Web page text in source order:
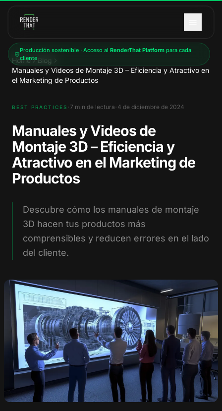
Producción sostenible · Acceso al RenderThat Platformpara cada
cliente
Home
Blog
Manuales y Videos de Montaje 3D – Eficiencia y Atractivo en
el Marketing de Productos
BEST PRACTICES · 7 min de lectura · 4 de diciembre de 2024
Manuales y Videos de
Montaje 3D – Eficiencia y
Atractivo en el Marketing de
Productos
Descubre cómo los manuales de montaje
3D hacen tus productos más
comprensibles y reducen errores en el lado
del cliente.